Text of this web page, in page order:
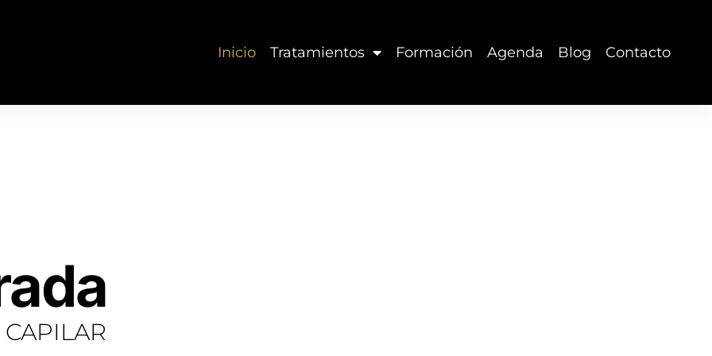
Inicio Tratamientos Formación Agenda Blog Contacto